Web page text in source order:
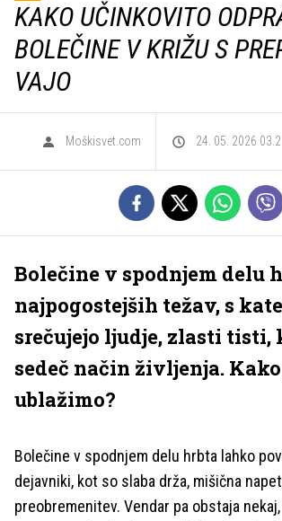
KAKO UČINKOVITO
BOLEČINE V KRIŽU S
VAJO
Moškisvet.com 24. 05. 2026
Bolečine v spodnjem delu
najpogostejših težav, s
srečujejo ljudje, zlasti tisti,
sedeč način življenja.
ublažimo?
Bolečine v spodnjem delu hrbta lahko
dejavniki, kot so slaba drža, mišična
preobremenitev. Vendar pa obstaja